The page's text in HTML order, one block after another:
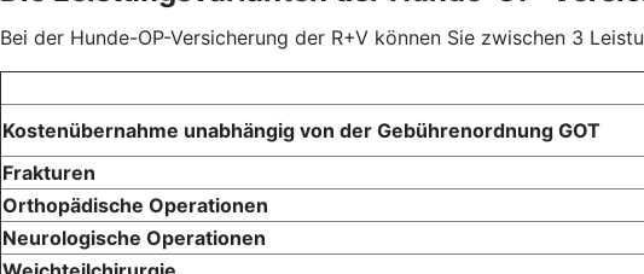
Bei der Hunde-OP-Versicherung der R+V können Sie zwischen 3
Kostenübernahme unabhängig von der Gebührenordnung GOT
Frakturen
Orthopädische Operationen
Neurologische Operationen